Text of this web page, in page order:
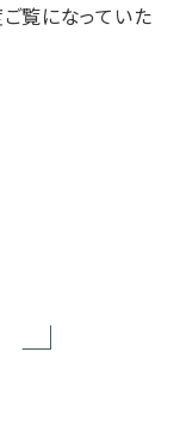
覧になっていた